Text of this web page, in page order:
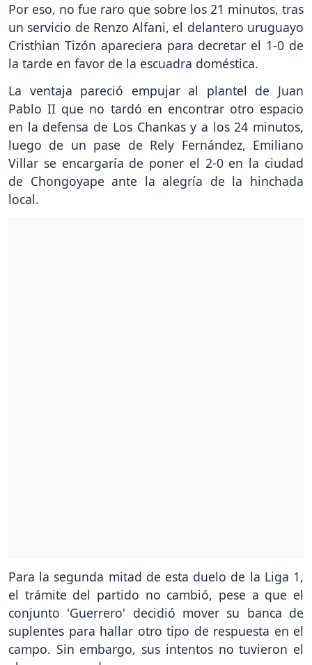
Por eso, no fue raro que sobre los 21 minutos, tras
un servicio de Renzo Alfani, el delantero uruguayo
Cristhian Tizón apareciera para decretar el 1-0 de
la tarde en favor de la escuadra doméstica.
La ventaja pareció empujar al plantel de Juan
Pablo II que no tardó en encontrar otro espacio
en la defensa de Los Chankas y a los 24 minutos,
luego de un pase de Rely Fernández, Emiliano
Villar se encargaría de poner el 2-0 en la ciudad
de Chongoyape ante la alegría de la hinchada
local.
Para la segunda mitad de esta duelo de la Liga 1,
el trámite del partido no cambió, pese a que el
conjunto 'Guerrero' decidió mover su banca de
suplentes para hallar otro tipo de respuesta en el
campo. Sin embargo, sus intentos no tuvieron el